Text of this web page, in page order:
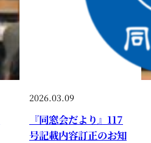
2026.03.09
『同窓会だより』117
号記載内容訂正のお知